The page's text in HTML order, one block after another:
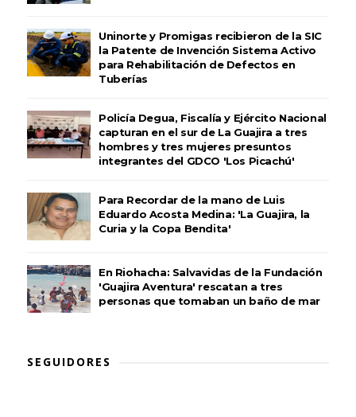
Uninorte y Promigas recibieron de la SIC
la Patente de Invención Sistema Activo
para Rehabilitación de Defectos en
Tuberías
Policía Degua, Fiscalía y Ejército Nacional
capturan en el sur de La Guajira a tres
hombres y tres mujeres presuntos
integrantes del GDCO 'Los Picachú'
Para Recordar de la mano de Luis
Eduardo Acosta Medina: 'La Guajira, la
Curia y la Copa Bendita'
En Riohacha: Salvavidas de la Fundación
'Guajira Aventura' rescatan a tres
personas que tomaban un baño de mar
SEGUIDORES